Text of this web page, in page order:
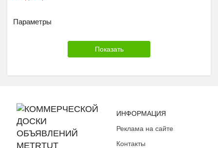
Оперативная память
Системы охлаждения
Флэшки и карты памяти
Аксессуары
Параметры
ИНФОРМАЦИЯ
Реклама на сайте
Контакты